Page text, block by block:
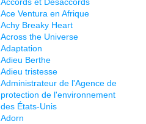
Ace Ventura en Afrique
Achy Breaky Heart
Across the Universe
Adaptation
Adieu Berthe
Adieu tristesse
Administrateur de l'Agence de
protection de l'environnement
des États-Unis
Adorn